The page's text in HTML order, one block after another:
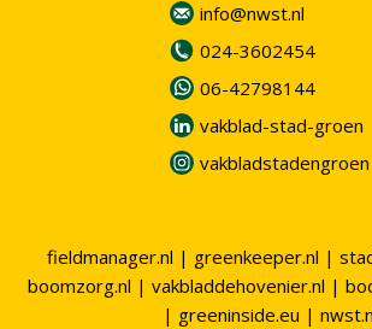
info@nwst.nl
024-3602454
06-42798144
vakblad-stad-groen
vakbladstadengroen
fieldmanager.nl | greenkeeper.nl |
boomzorg.nl | vakbladdehovenier.nl |
| greeninside.eu |